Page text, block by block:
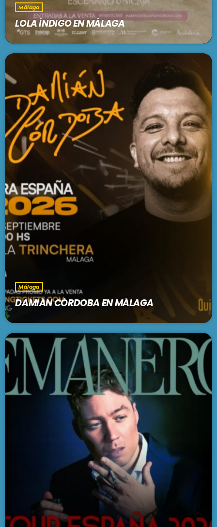
Málaga
LOLA ÍNDIGO EN MÁLAGA
Málaga
DAMIÁN CÓRDOBA EN MÁLAGA